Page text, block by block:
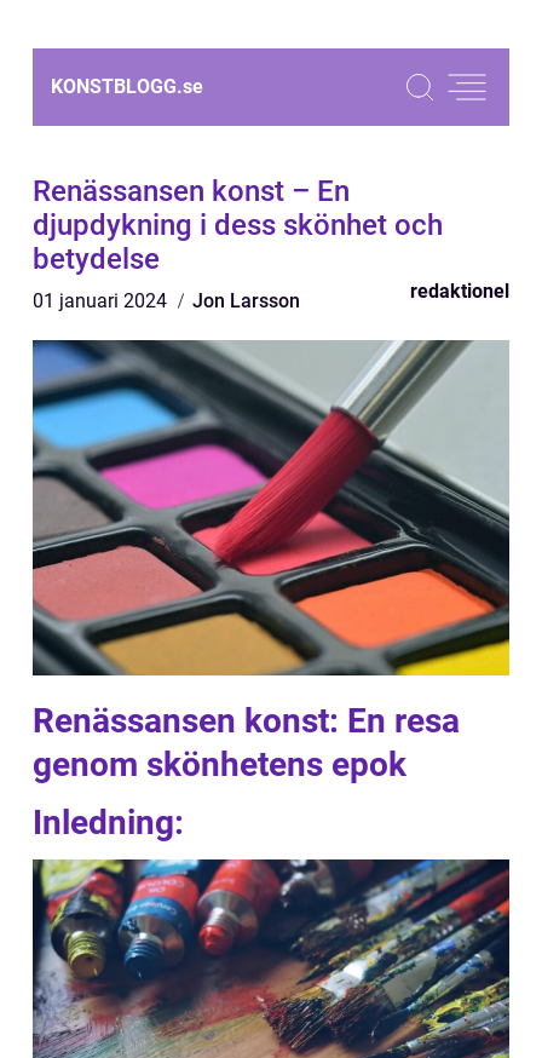
KONSTBLOGG.se
Renässansen konst – En
djupdykning i dess skönhet och
betydelse
01 januari 2024 Jon Larsson redaktionel
Renässansen konst: En resa
genom skönhetens epok
Inledning: